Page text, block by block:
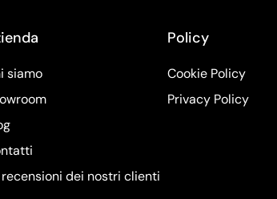
siamo
recensioni dei nostri clienti
Policy
Cookie Policy
Privacy Policy